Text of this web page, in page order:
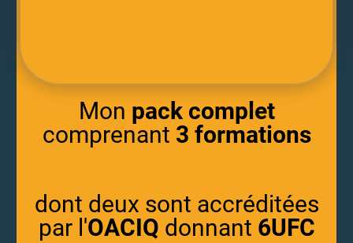
Mon pack complet
comprenant 3 formations
dont deux sont accréditées
par l'OACIQ donnant 6UFC